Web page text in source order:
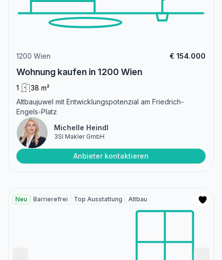
1200 Wien € 154.000
Wohnung kaufen in 1200 Wien
1
38 m²
Altbaujuwel mit Entwicklungspotenzial am Friedrich-
Engels-Platz
Michelle Heindl
3SI Makler GmbH
Anbieter kontaktieren
Neu Barrierefrei Top Ausstattung Altbau